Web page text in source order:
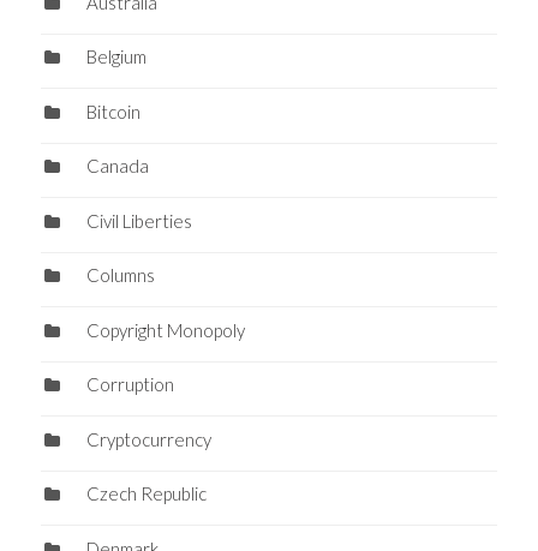
Belgium
Bitcoin
Canada
Civil Liberties
Columns
Copyright Monopoly
Corruption
Cryptocurrency
Czech Republic